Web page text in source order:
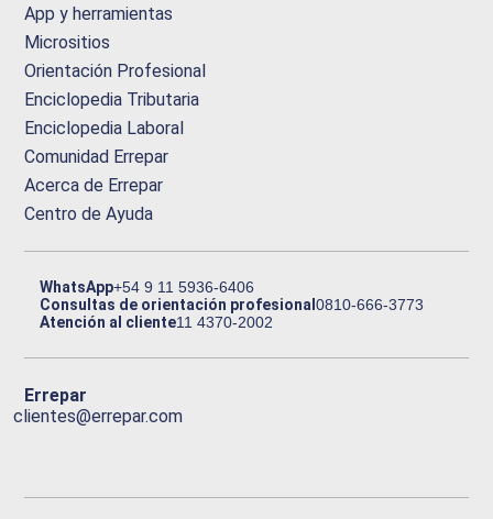
App y herramientas
Micrositios
Orientación Profesional
Enciclopedia Tributaria
Enciclopedia Laboral
Comunidad Errepar
Acerca de Errepar
Centro de Ayuda
WhatsApp+54 9 11 5936-6406
Consultas de orientación profesional0810-666-3773
Atención al cliente11 4370-2002
Errepar
clientes@errepar.com